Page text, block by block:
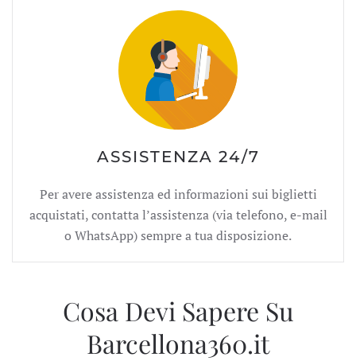
ASSISTENZA 24/7
Per avere assistenza ed informazioni sui biglietti
acquistati, contatta l’assistenza (via telefono, e-mail
o WhatsApp) sempre a tua disposizione.
Cosa Devi Sapere Su
Barcellona360.it